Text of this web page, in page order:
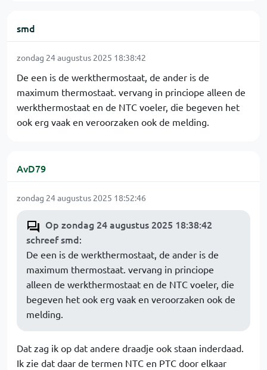
smd
zondag 24 augustus 2025 18:38:42
De een is de werkthermostaat, de ander is de
maximum thermostaat. vervang in princiope alleen de
werkthermostaat en de NTC voeler, die begeven het
ook erg vaak en veroorzaken ook de melding.
AvD79
zondag 24 augustus 2025 18:52:46
Op zondag 24 augustus 2025 18:38:42
schreef smd:
De een is de werkthermostaat, de ander is de
maximum thermostaat. vervang in princiope
alleen de werkthermostaat en de NTC voeler, die
begeven het ook erg vaak en veroorzaken ook de
melding.
Dat zag ik op dat andere draadje ook staan inderdaad.
Ik zie dat daar de termen NTC en PTC door elkaar